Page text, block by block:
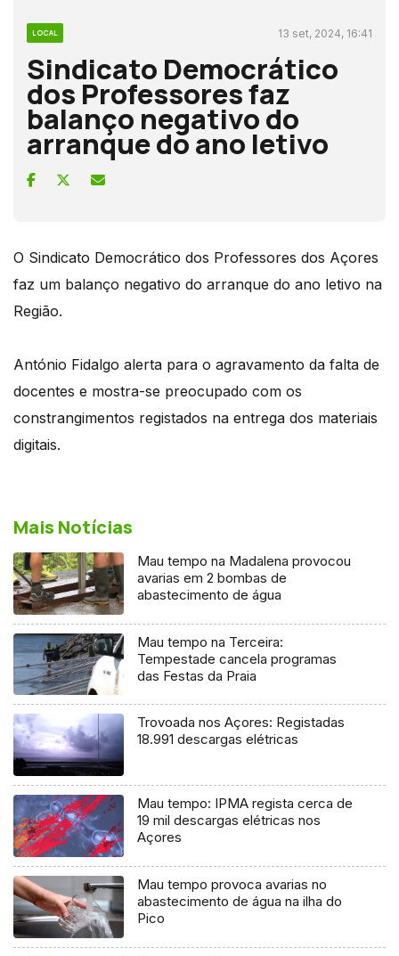
LOCAL 13 set, 2024, 16:41
Sindicato Democrático
dos Professores faz
balanço negativo do
arranque do ano letivo
O Sindicato Democrático dos Professores dos Açores
faz um balanço negativo do arranque do ano letivo na
Região.
António Fidalgo alerta para o agravamento da falta de
docentes e mostra-se preocupado com os
constrangimentos registados na entrega dos materiais
digitais.
Mais Notícias
Mau tempo na Madalena provocou
avarias em 2 bombas de
abastecimento de água
Mau tempo na Terceira:
Tempestade cancela programas
das Festas da Praia
Trovoada nos Açores: Registadas
18.991 descargas elétricas
Mau tempo: IPMA regista cerca de
19 mil descargas elétricas nos
Açores
Mau tempo provoca avarias no
abastecimento de água na ilha do
Pico